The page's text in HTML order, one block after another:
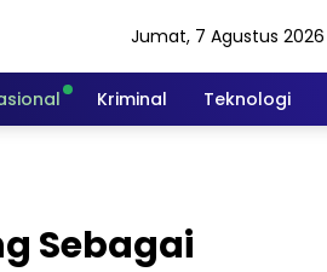
Jumat, 7 Agustus 2026
Kriminal Teknologi
Sebagai